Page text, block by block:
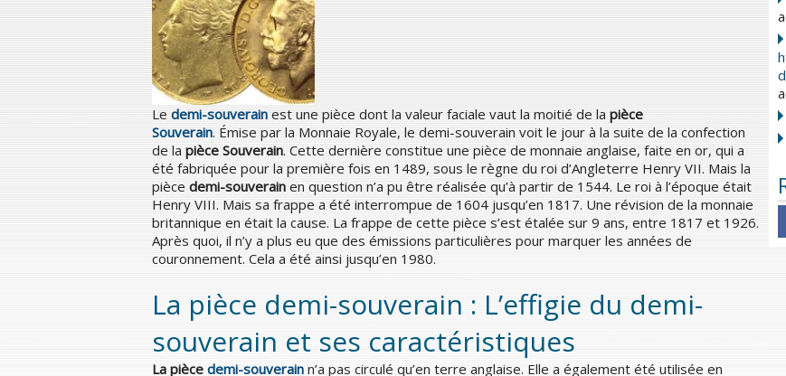
Le demi-souverain est une pièce dont la valeur faciale vaut la moitié de la pièce
Souverain. Émise par la Monnaie Royale, le demi-souverain voit le jour à la suite de la confection
de la pièce Souverain. Cette dernière constitue une pièce de monnaie anglaise, faite en or, qui a
été fabriquée pour la première fois en 1489, sous le règne du roi d’Angleterre Henry VII. Mais la
pièce demi-souverain en question n’a pu être réalisée qu’à partir de 1544. Le roi à l’époque était
Henry VIII. Mais sa frappe a été interrompue de 1604 jusqu’en 1817. Une révision de la monnaie
britannique en était la cause. La frappe de cette pièce s’est étalée sur 9 ans, entre 1817 et 1926.
Après quoi, il n’y a plus eu que des émissions particulières pour marquer les années de
couronnement. Cela a été ainsi jusqu’en 1980.
La pièce demi-souverain : L’effigie du demi-
souverain et ses caractéristiques
La pièce demi-souverain n’a pas circulé qu’en terre anglaise. Elle a également été utilisée en